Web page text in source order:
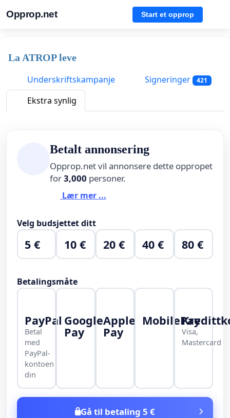
Opprop.net Start et opprop
La ATROP leve
Underskriftskampanje
Signeringer 421
Ekstra synlig
Betalt annonsering
Opprop.net vil annonsere dette oppropet
for3,000 personer.
Lær mer ...
Velg budsjettet ditt
5 € 10 € 20 € 40 € 80 €
Betalingsmåte
PayPal
Betal
med
PayPal-
kontoen
din
Google
Pay
Apple
Pay
MobilePay
Visa,
Mastercard
Gå til betaling 5 €